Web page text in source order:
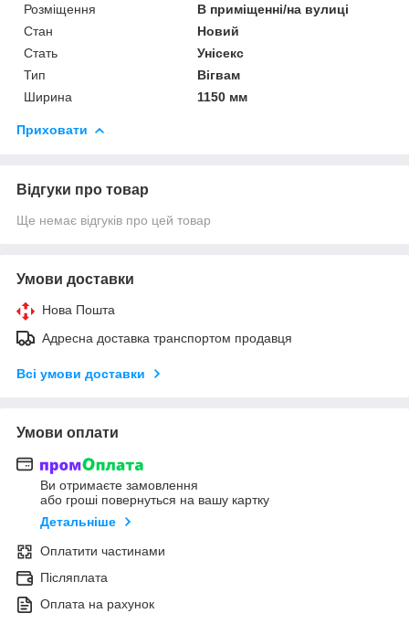
Розміщення
В приміщенні/на вулиці
Стан
Новий
Стать
Унісекс
Тип
Вігвам
Ширина
1150 мм
Приховати
Відгуки про товар
Ще немає відгуків про цей товар
Умови доставки
Нова Пошта
Адресна доставка транспортом продавця
Всі умови доставки
Умови оплати
Ви отримаєте замовлення
або гроші повернуться на вашу картку
Детальніше
Оплатити частинами
Післяплата
Оплата на рахунок